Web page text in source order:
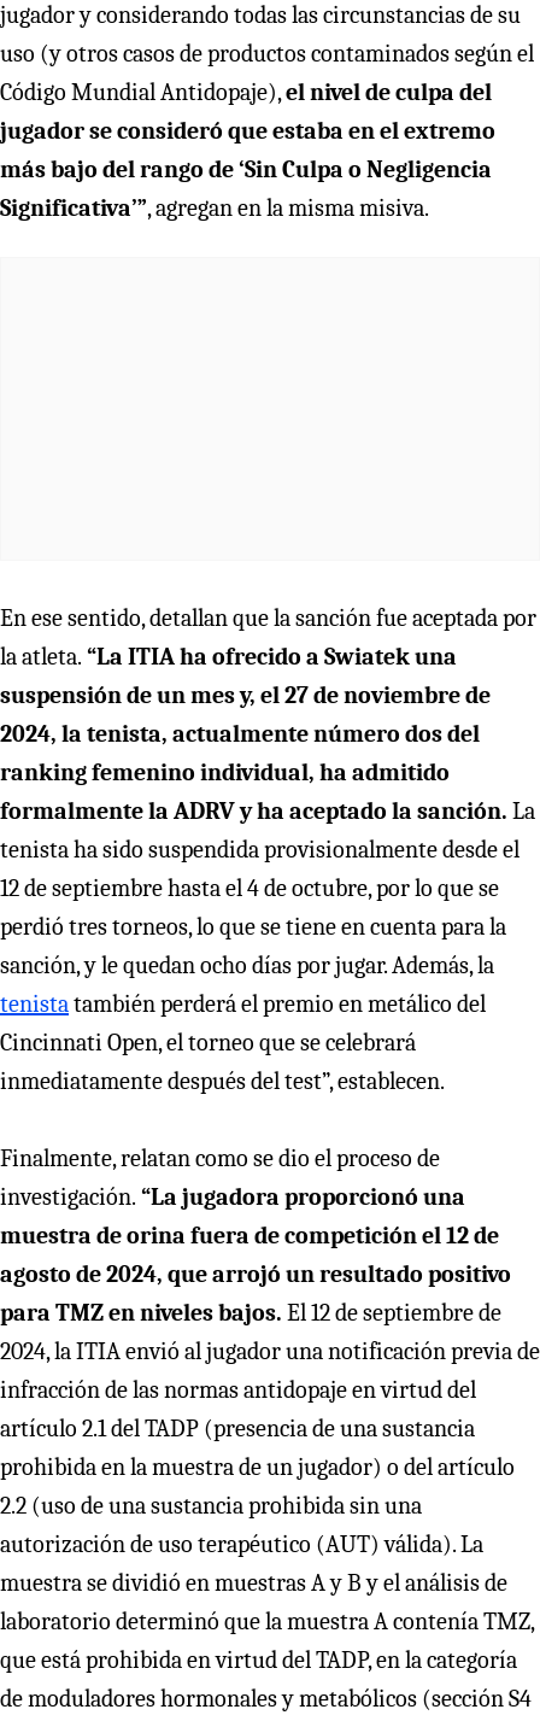
jugador y considerando todas las circunstancias de su
uso (y otros casos de productos contaminados según el
Código Mundial Antidopaje),el nivel de culpa del
jugador se consideró que estaba en el extremo
más bajo del rango de ‘Sin Culpa o Negligencia
Significativa’”, agregan en la misma misiva.
En ese sentido, detallan que la sanción fue aceptada por
la atleta. “La ITIA ha ofrecido a Swiatek una
suspensión de un mes y, el 27 de noviembre de
2024, la tenista, actualmente número dos del
ranking femenino individual, ha admitido
formalmente la ADRV y ha aceptado la sanción. La
tenista ha sido suspendida provisionalmente desde el
12 de septiembre hasta el 4 de octubre, por lo que se
perdió tres torneos, lo que se tiene en cuenta para la
sanción, y le quedan ocho días por jugar. Además, la
tenistatambién perderá el premio en metálico del
Cincinnati Open, el torneo que se celebrará
inmediatamente después del test”, establecen.
Finalmente, relatan como se dio el proceso de
investigación. “La jugadora proporcionó una
muestra de orina fuera de competición el 12 de
agosto de 2024, que arrojó un resultado positivo
para TMZ en niveles bajos. El 12 de septiembre de
2024, la ITIA envió al jugador una notificación previa de
infracción de las normas antidopaje en virtud del
artículo 2.1 del TADP (presencia de una sustancia
prohibida en la muestra de un jugador) o del artículo
2.2 (uso de una sustancia prohibida sin una
autorización de uso terapéutico (AUT) válida). La
muestra se dividió en muestras A y B y el análisis de
laboratorio determinó que la muestra A contenía TMZ,
que está prohibida en virtud del TADP, en la categoría
de moduladores hormonales y metabólicos (sección S4